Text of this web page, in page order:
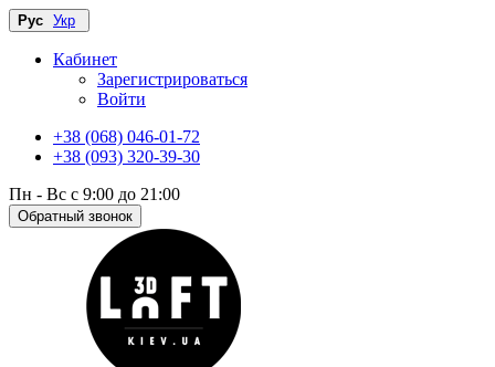
Рус Укр
Кабинет
Зарегистрироваться
Войти
+38 (068) 046-01-72
+38 (093) 320-39-30
Пн - Вс с 9:00 до 21:00
Обратный звонок